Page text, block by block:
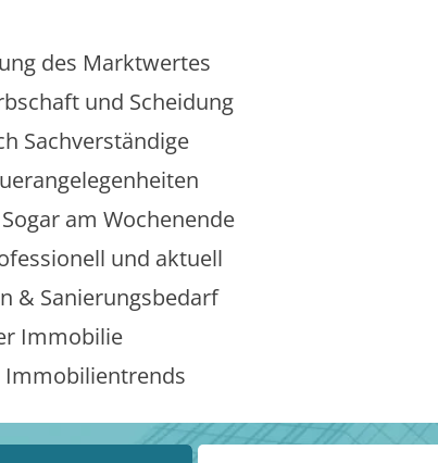
des Marktwertes
und Scheidung
Sachverständige
Sogar am Wochenende
und aktuell
& Sanierungsbedarf
Immobilie
Immobilientrends